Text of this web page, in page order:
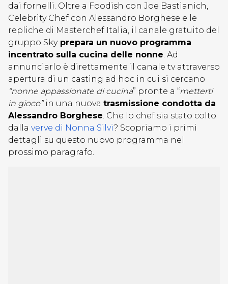
dai fornelli. Oltre a Foodish con Joe Bastianich,
Celebrity Chef con Alessandro Borghese e le
repliche di Masterchef Italia, il canale gratuito del
gruppo Skyprepara un nuovo programma
incentrato sulla cucina delle nonne. Ad
annunciarlo è direttamente il canale tv attraverso
apertura di un casting ad hoc in cui si cercano
“nonne appassionate di cucina” pronte a “metterti
in gioco”in una nuova trasmissione condotta da
Alessandro Borghese. Che lo chef sia stato colto
dalla verve di Nonna Silvi? Scopriamo i primi
dettagli su questo nuovo programma nel
prossimo paragrafo.